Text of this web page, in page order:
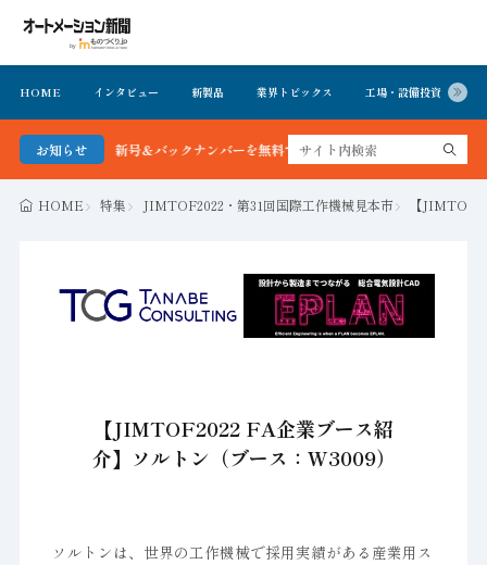
HOME インタビュー 新製品 業界トピックス 工場・設備投資
お知らせ
新聞 最新号＆バックナンバーを無料で公開中 詳細はこちら
HOME 特集 JIMTOF2022・第31回国際工作機械見本市 【
【JIMTOF2022 FA企業ブース紹
介】ソルトン（ブース：W3009）
ソルトンは、世界の工作機械で採用実績がある産業用ス